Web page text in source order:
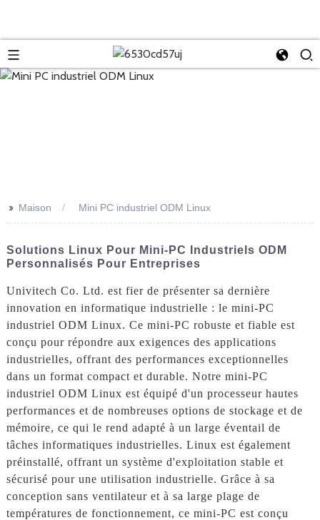
>> Maison Mini PC industriel ODM Linux
Solutions Linux Pour Mini-PC Industriels ODM
Personnalisés Pour Entreprises
Univitech Co. Ltd. est fier de présenter sa dernière
innovation en informatique industrielle : le mini-PC
industriel ODM Linux. Ce mini-PC robuste et fiable est
conçu pour répondre aux exigences des applications
industrielles, offrant des performances exceptionnelles
dans un format compact et durable. Notre mini-PC
industriel ODM Linux est équipé d'un processeur hautes
performances et de nombreuses options de stockage et de
mémoire, ce qui le rend adapté à un large éventail de
tâches informatiques industrielles. Linux est également
préinstallé, offrant un système d'exploitation stable et
sécurisé pour une utilisation industrielle. Grâce à sa
conception sans ventilateur et à sa large plage de
températures de fonctionnement, ce mini-PC est conçu